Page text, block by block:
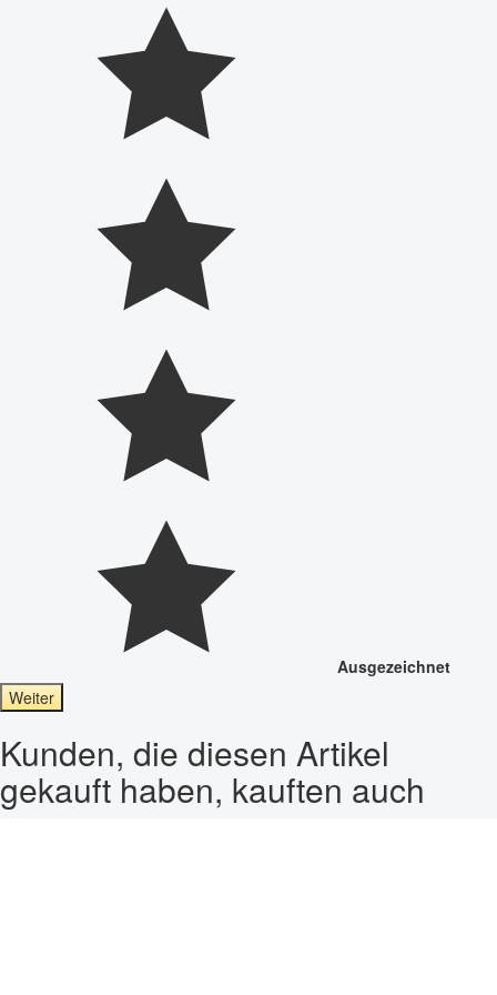
Ausgezeichnet
Weiter
Kunden, die diesen Artikel
gekauft haben, kauften auch